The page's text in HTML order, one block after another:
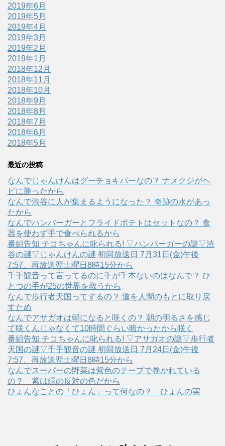
2019年6月
2019年5月
2019年4月
2019年3月
2019年2月
2019年1月
2018年12月
2018年11月
2018年10月
2018年9月
2018年8月
2018年7月
2018年6月
2018年5月
最近の投稿
なんでじゃんけんはグーチョキパーなの？ ナメクジがヘ
ビに勝ったから
なんで渋谷に人が集まるようになった？ 奇跡の水があっ
たから
なんでハンバーガーとフライドポテトはセットなの？ 食
器を使わず手で食べられるから
番組告知 チコちゃんに叱られる! ▽ハンバーガーの謎▽渋
谷の謎▽じゃんけんの謎 初回放送日 7月31日(金)午後
7:57、再放送翌土曜日8時15分から
千手観音って言ってるのに手が千本ないのはなんで？ ひ
とつの手が25の世界を救うから
なんで歩行者天国ってするの？ 道を人間のもとに取り戻
すため
なんでアサガオは朝になると咲くの？ 朝の明るさを感じ
て咲くんじゃなくて10時間ぐらい暗かったから咲く
番組告知 チコちゃんに叱られる! ▽アサガオの謎▽歩行者
天国の謎▽千手観音の謎 初回放送日 7月24日(金)午後
7:57、再放送翌土曜日8時15分から
なんでスーパーの野菜は紫色のテープで巻かれている
の？ 紫は緑の反対の色だから
ひょんなことの「ひょん」って何なの？ ひょんの実